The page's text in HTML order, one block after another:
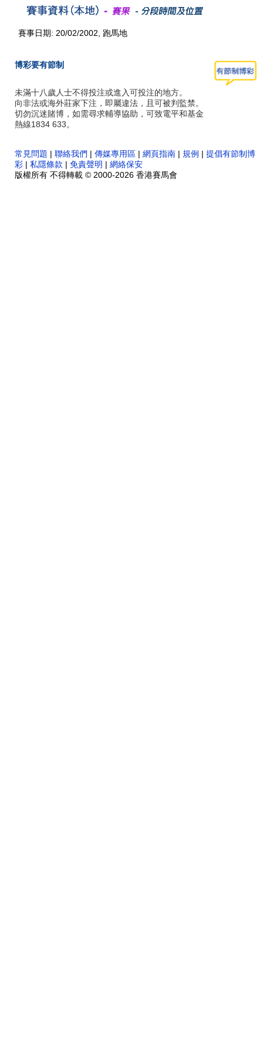
賽事日期: 20/02/2002, 跑馬地
博彩要有節制
未滿十八歲人士不得投注或進入可投注的地方。
向非法或海外莊家下注，即屬違法，且可被判監禁。
切勿沉迷賭博，如需尋求輔導協助，可致電平和基金
熱線1834 633。
常見問題 | 聯絡我們 | 傳媒專用區 | 網頁指南 | 規例 | 提倡有節制博
彩 | 私隱條款 | 免責聲明 | 網絡保安
版權所有 不得轉載 © 2000-2026 香港賽馬會